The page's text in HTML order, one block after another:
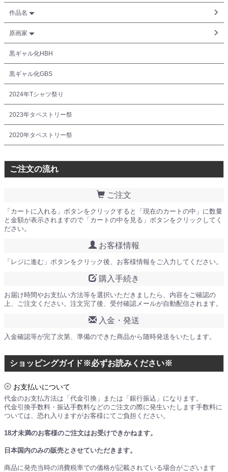
作品名
原画家
黒ギャル化HBH
黒ギャル化GBS
2024年Tシャツ祭り
2023年タペストリー祭
2020年タペストリー祭
ご注文の流れ
ご注文
「カートに入れる」ボタンをクリックすると「現在のカートの中」に数量
と金額が表示されますので「カートの中を見る」ボタンをクリックしてく
ださい。
お客様情報
「レジに進む」ボタンをクリック後、お客様情報をご入力してください。
購入手続き
お届け時間やお支払い方法等を選択いただきましたら、内容をご確認の
上、ご注文ください。注文完了後、受付確認メールが自動配信されます。
入金・発送
入金確認等が完了次第、準備のできた商品から随時発送をいたします。
ショッピングガイド※必ずお読みください※
お支払いについて
代金のお支払方法は「代金引換」または「銀行振込」になります。
代金引換手数料・振込手数料などのご注文の際に発生いたします手数料に
ついては、恐れ入りますがお客様にてご負担ください。
18才未満のお客様のご注文はお受けできかねます。
日本国内のみの販売とさせていただきます。
商品に発売当時の消費税率での価格が記載されている場合がございます